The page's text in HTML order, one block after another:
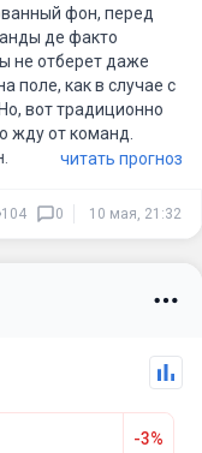
фон, перед
не отберет даже
поле, как в случае с
вот традиционно
жду от команд.
читать прогноз
104 0 10 мая, 21:32
-3%